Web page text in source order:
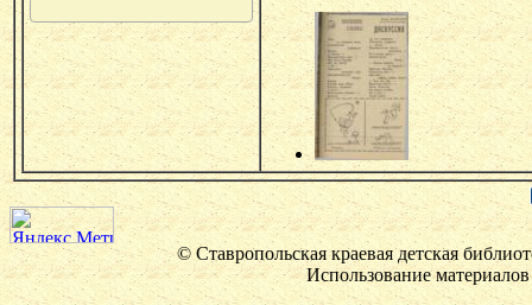
© Ставропольская краевая детская
Использование